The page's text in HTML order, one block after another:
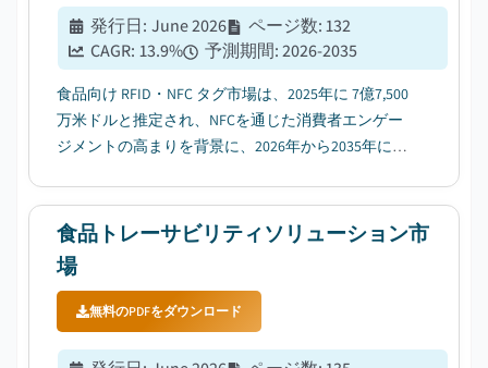
発行日: June 2026 ページ数:132
CAGR: 13.9% 予測期間:2026-2035
食品向け RFID・NFC タグ市場は、2025年に 7億7,500
万米ドルと推定され、NFCを通じた消費者エンゲー
ジメントの高まりを背景に、2026年から2035年にか
食品トレーサビリティソリューション市
場
無料のPDFをダウンロード